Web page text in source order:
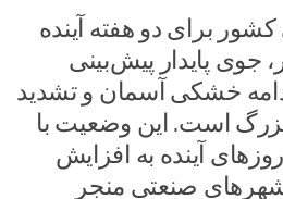
برای دو هفته آینده
جوی پایدار پیش‌بینی
خشکی آسمان و تشدید
است. این وضعیت با
آینده به افزایش
شهرهای صنعتی منجر